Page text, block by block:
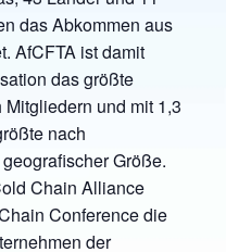
das Abkommen aus
AfCFTA ist damit
das größte
und mit 1,3
nach
Größe.
Chain Alliance
Conference die
der